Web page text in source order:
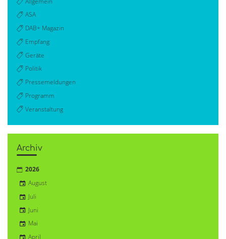
ASA
DAB+ Magazin
Empfang
Geräte
Politik
Pressemeldungen
Programm
Veranstaltung
Archiv
2026
August
Juli
Juni
Mai
April